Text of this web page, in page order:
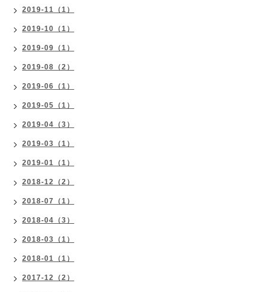
2019-11（1）
2019-10（1）
2019-09（1）
2019-08（2）
2019-06（1）
2019-05（1）
2019-04（3）
2019-03（1）
2019-01（1）
2018-12（2）
2018-07（1）
2018-04（3）
2018-03（1）
2018-01（1）
2017-12（2）